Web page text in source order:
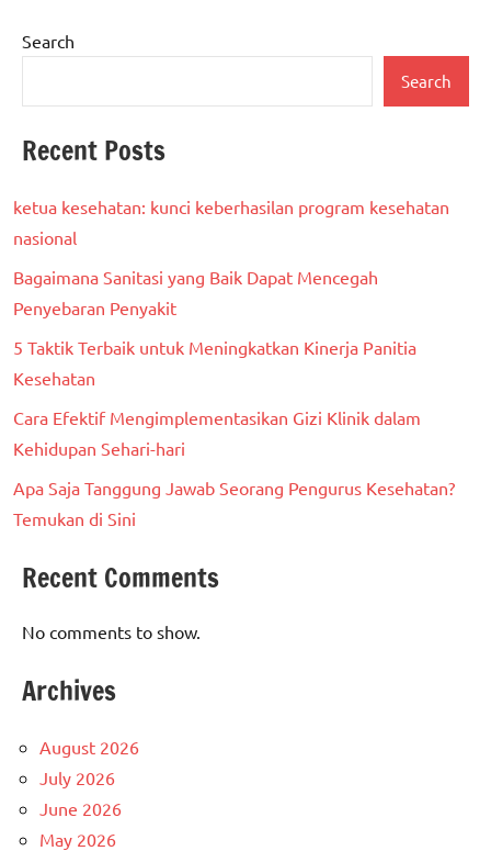
Search
Search
Recent Posts
ketua kesehatan: kunci keberhasilan program kesehatan
nasional
Bagaimana Sanitasi yang Baik Dapat Mencegah
Penyebaran Penyakit
5 Taktik Terbaik untuk Meningkatkan Kinerja Panitia
Kesehatan
Cara Efektif Mengimplementasikan Gizi Klinik dalam
Kehidupan Sehari-hari
Apa Saja Tanggung Jawab Seorang Pengurus Kesehatan?
Temukan di Sini
Recent Comments
No comments to show.
Archives
August 2026
July 2026
June 2026
May 2026